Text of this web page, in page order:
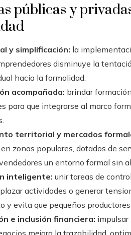
públicas y
y simplificación: la
disminuye la
hacia la formalidad.
acompañada: brindar
para que integrarse al marco
territorial y mercados
zonas populares, dotados de
un entorno formal sin
inteligente: unir tareas de
actividades o generar
y evita que pequeños
e inclusión financiera:
mejora la trazabilidad,